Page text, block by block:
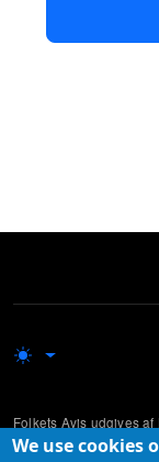
Folkets Avis udgives
We use cookies